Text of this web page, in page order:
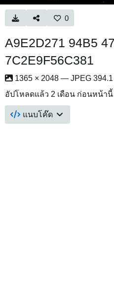
0
A9E2D271 94B5
7C2E9F56C381
1365 × 2048 — JPEG 394.1
อัปโหลดแล้ว 2 เดือน ก่อนหน้านี้
แนบโค๊ด